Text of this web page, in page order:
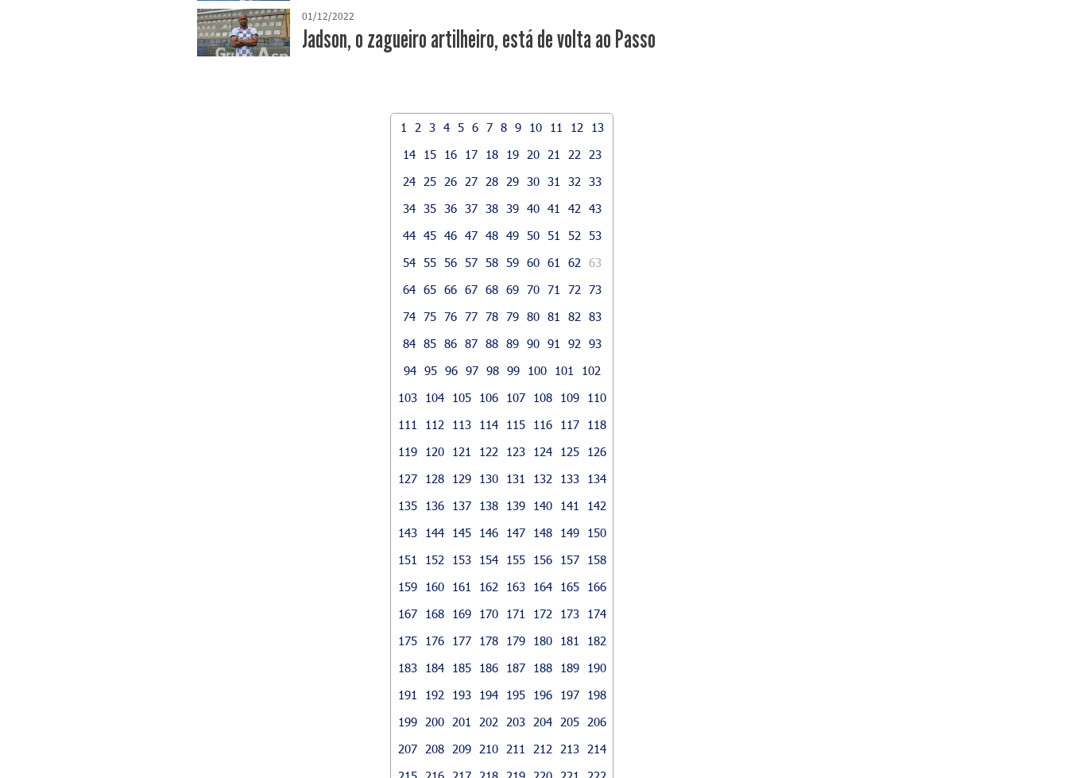
01/12/2022
Jadson, o zagueiro artilheiro, está de volta ao Passo
1 2 3 4 5 6 7 8 9 10 11 12
13
14
15 16 17 18 19 20 21 22
23
24
25 26 27 28 29 30 31 32
33
34 35 36 37 38 39 40 41 42
43
44 45 46 47 48 49 50 51 52
53
54 55 56 57 58 59 60 61 62
63
64 65 66 67 68 69 70 71 72
73
74 75 76 77 78 79 80 81 82
83
84 85 86 87 88 89 90 91 92
93
94 95 96 97 98 99 100 101
102
103
104 105 106 107 108 109
110
111
112 113 114 115 116 117
118
119
120 121 122 123 124 125
126
127
128 129 130 131 132 133
134
135
136 137 138 139 140 141
142
143
144 145 146 147 148 149
150
151
152 153 154 155 156 157
158
159
160 161 162 163 164 165
166
167
168 169 170 171 172 173
174
175
176 177 178 179 180 181
182
183
184 185 186 187 188 189
190
191
192 193 194 195 196 197
198
199
200 201 202 203 204 205
206
207
208 209 210 211 212 213
214